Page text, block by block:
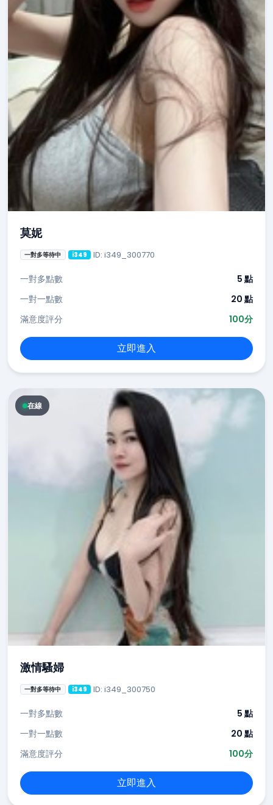
莫妮
一對多等待中 i349 ID: i349_300770
一對多點數
5 點
一對一點數
20 點
滿意度評分
100分
立即進入
在線
激情騷婦
一對多等待中 i349 ID: i349_300750
一對多點數
5 點
一對一點數
20 點
滿意度評分
100分
立即進入